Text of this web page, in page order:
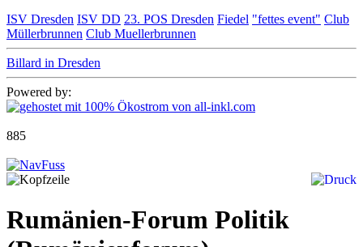
ISV Dresden ISV DD 23. POS Dresden Fiedel "fettes event" Club
Müllerbrunnen Club Muellerbrunnen
Billard in Dresden
Powered by:
885
Rumänien-Forum Politik